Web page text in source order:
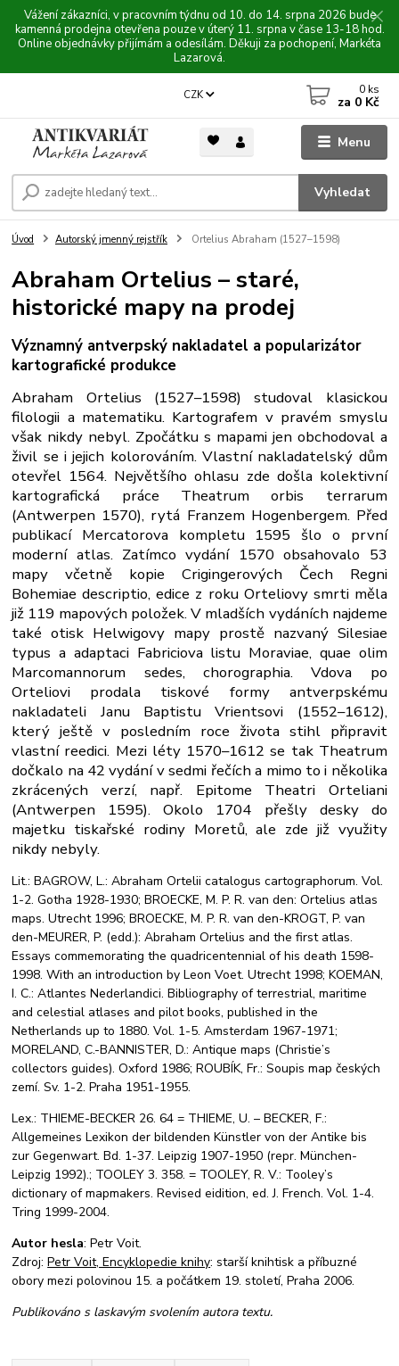
Vážení zákazníci, v pracovním týdnu od 10. do 14. srpna 2026 bude
kamenná prodejna otevřena pouze v úterý 11. srpna v čase 13-18 hod.
Online objednávky přijímám a odesílám. Děkuji za pochopení, Markéta
Lazarová.
Menu
CZK
Vyhledat
0 ks
za 0 Kč
Úvod Autorský jmenný rejstřík Ortelius Abraham (1527–1598)
Abraham Ortelius – staré,
historické mapy na prodej
Významný antverpský nakladatel a popularizátor
kartografické produkce
Abraham Ortelius (1527–1598) studoval klasickou
filologii a matematiku. Kartografem v pravém smyslu
však nikdy nebyl. Zpočátku s mapami jen obchodoval a
živil se i jejich kolorováním. Vlastní nakladatelský dům
otevřel 1564. Největšího ohlasu zde došla kolektivní
kartografická práce Theatrum orbis terrarum
(Antwerpen 1570), rytá Franzem Hogenbergem. Před
publikací Mercatorova kompletu 1595 šlo o první
moderní atlas. Zatímco vydání 1570 obsahovalo 53
mapy včetně kopie Crigingerových Čech Regni
Bohemiae descriptio, edice z roku Orteliovy smrti měla
již 119 mapových položek. V mladších vydáních najdeme
také otisk Helwigovy mapy prostě nazvaný Silesiae
typus a adaptaci Fabriciova listu Moraviae, quae olim
Marcomannorum sedes, chorographia. Vdova po
Orteliovi prodala tiskové formy antverpskému
nakladateli Janu Baptistu Vrientsovi (1552–1612),
který ještě v posledním roce života stihl připravit
vlastní reedici. Mezi léty 1570–1612 se tak Theatrum
dočkalo na 42 vydání v sedmi řečích a mimo to i několika
zkrácených verzí, např. Epitome Theatri Orteliani
(Antwerpen 1595). Okolo 1704 přešly desky do
majetku tiskařské rodiny Moretů, ale zde již využity
nikdy nebyly.
Lit.: BAGROW, L.: Abraham Ortelii catalogus cartographorum. Vol.
1-2. Gotha 1928-1930; BROECKE, M. P. R. van den: Ortelius atlas
maps. Utrecht 1996; BROECKE, M. P. R. van den-KROGT, P. van
den-MEURER, P. (edd.): Abraham Ortelius and the first atlas.
Essays commemorating the quadricentennial of his death 1598-
1998. With an introduction by Leon Voet. Utrecht 1998; KOEMAN,
I. C.: Atlantes Nederlandici. Bibliography of terrestrial, maritime
and celestial atlases and pilot books, published in the
Netherlands up to 1880. Vol. 1-5. Amsterdam 1967-1971;
MORELAND, C.-BANNISTER, D.: Antique maps (Christie’s
collectors guides). Oxford 1986; ROUBÍK, Fr.: Soupis map českých
zemí. Sv. 1-2. Praha 1951-1955.
Lex.: THIEME-BECKER 26. 64 = THIEME, U. – BECKER, F.:
Allgemeines Lexikon der bildenden Künstler von der Antike bis
zur Gegenwart. Bd. 1-37. Leipzig 1907-1950 (repr. München-
Leipzig 1992).; TOOLEY 3. 358. = TOOLEY, R. V.: Tooley’s
dictionary of mapmakers. Revised eidition, ed. J. French. Vol. 1-4.
Tring 1999-2004.
Autor hesla: Petr Voit.
Zdroj:Petr Voit, Encyklopedie knihy: starší knihtisk a příbuzné
obory mezi polovinou 15. a počátkem 19. století, Praha 2006.
Publikováno s laskavým svolením autora textu.